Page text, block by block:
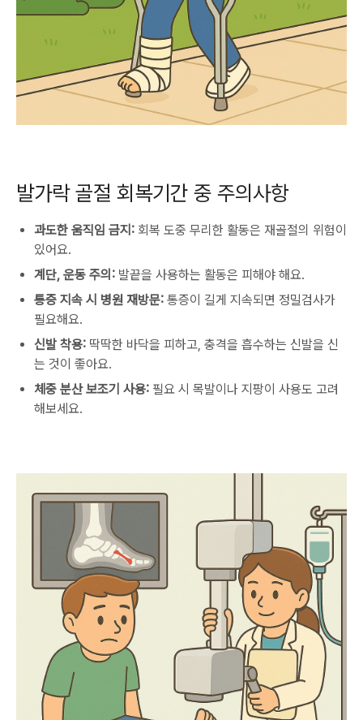
발가락 골절 회복기간 중 주의사항
과도한 움직임 금지: 회복 도중 무리한 활동은 재골절의 위험이
있어요.
계단, 운동 주의: 발끝을 사용하는 활동은 피해야 해요.
통증 지속 시 병원 재방문: 통증이 길게 지속되면 정밀검사가
필요해요.
신발 착용: 딱딱한 바닥을 피하고, 충격을 흡수하는 신발을 신
는 것이 좋아요.
체중 분산 보조기 사용: 필요 시 목발이나 지팡이 사용도 고려
해보세요.